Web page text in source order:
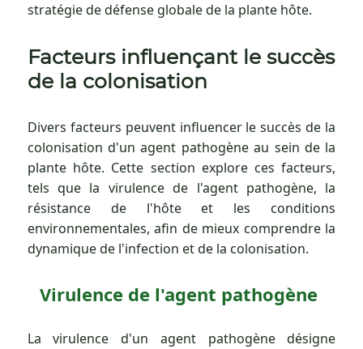
stratégie de défense globale de la plante hôte.
Facteurs influençant le succès
de la colonisation
Divers facteurs peuvent influencer le succès de la
colonisation d'un agent pathogène au sein de la
plante hôte. Cette section explore ces facteurs,
tels que la virulence de l'agent pathogène, la
résistance de l'hôte et les conditions
environnementales, afin de mieux comprendre la
dynamique de l'infection et de la colonisation.
Virulence de l'agent pathogène
La virulence d'un agent pathogène désigne